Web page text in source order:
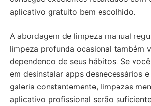
aplicativo gratuito bem escolhido.
A abordagem de limpeza manual
limpeza profunda ocasional também
dependendo de seus hábitos. Se
em desinstalar apps desnecessários
galeria constantemente, limpezas
aplicativo profissional serão